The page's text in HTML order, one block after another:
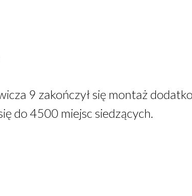
9 zakończył się montaż
do 4500 miejsc siedzących.